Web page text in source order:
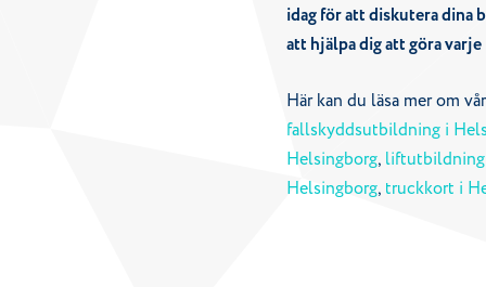
idag för att diskutera dina
att hjälpa dig att göra
Här kan du läsa mer om
fallskyddsutbildning i
Helsingborg,
Helsingborg, truckkort i